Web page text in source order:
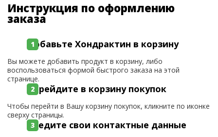
Инструкция по оформлению
заказа
Добавьте Хондрактин в корзину
Вы можете добавить продукт в корзину, либо
воспользоваться формой быстрого заказа на этой
странице.
Перейдите в корзину покупок
Чтобы перейти в Вашу корзину покупок, кликните по иконке
сверху страницы.
Введите свои контактные данные